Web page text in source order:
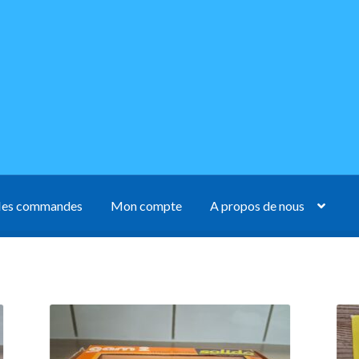
commandes Mon compte A propos de nous